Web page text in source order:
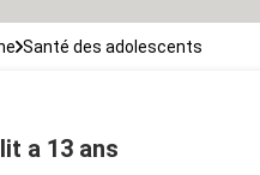
Santé des adolescents
a 13 ans